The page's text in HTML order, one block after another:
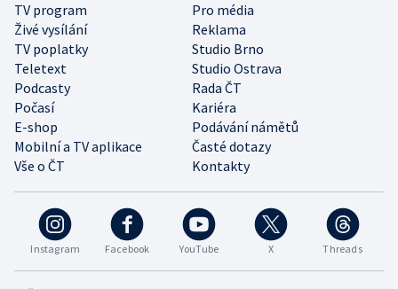
Instagram Facebook YouTube X Threads
TV program
Pro média
Živé vysílání
Reklama
TV poplatky
Studio Brno
Teletext
Studio Ostrava
Podcasty
Rada ČT
Počasí
Kariéra
E-shop
Podávání námětů
Mobilní a TV aplikace
Časté dotazy
Vše o ČT
Kontakty